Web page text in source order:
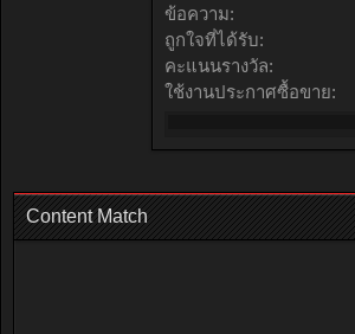
ข้อความ:
ถูกใจที่ได้รับ:
คะแนนรางวัล:
ใช้งานประกาศซื้อขาย:
Content Match